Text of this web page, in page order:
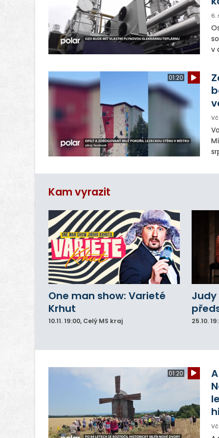
6.
v
01:20
Kam vyrazit
One man show: Varieté
Krhut
10.11.19:00, Celý MS kraj 25.10.
01:20